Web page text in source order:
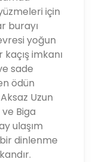
için
burayı
yoğun
imkanı
sade
ödün
Uzun
Biga
ulaşım
dinlenme